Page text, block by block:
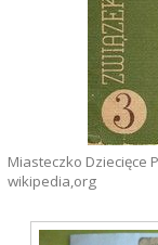
Miasteczko Dziecięce
wikipedia,org